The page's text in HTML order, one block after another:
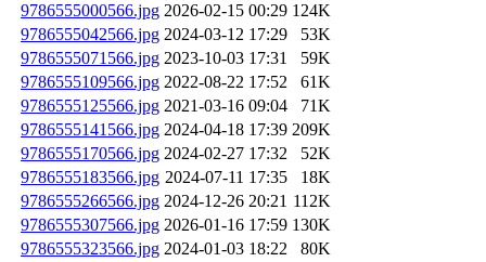
9786555000566.jpg 2026-02-15 00:29 124K
9786555042566.jpg 2024-03-12 17:29
53K
9786555071566.jpg 2023-10-03 17:31
59K
9786555109566.jpg 2022-08-22 17:52
61K
9786555125566.jpg 2021-03-16 09:04
71K
9786555141566.jpg 2024-04-18 17:39 209K
9786555170566.jpg 2024-02-27 17:32
52K
9786555183566.jpg 2024-07-11 17:35
18K
9786555266566.jpg 2024-12-26 20:21 112K
9786555307566.jpg 2026-01-16 17:59 130K
9786555323566.jpg 2024-01-03 18:22
80K